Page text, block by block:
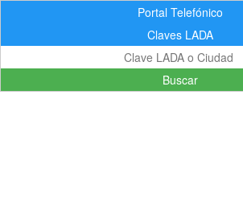
Portal Telefónico
Claves LADA
Buscar